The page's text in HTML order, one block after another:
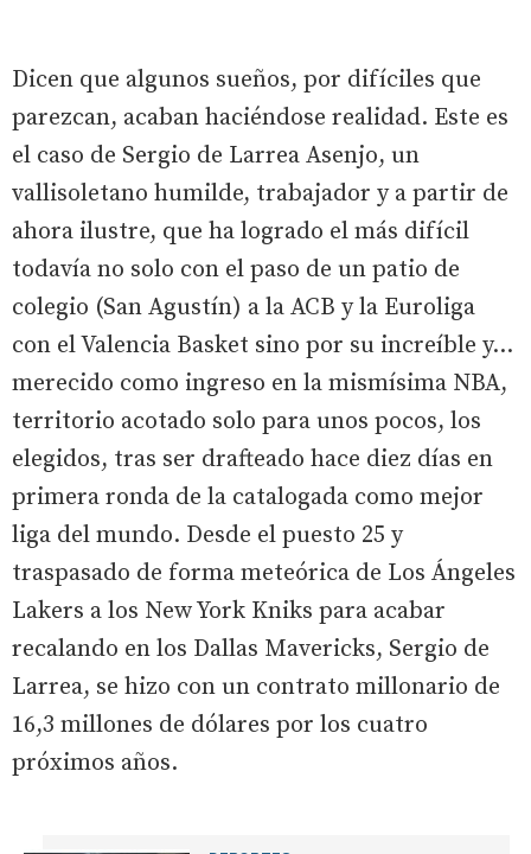
Dicen que algunos sueños, por difíciles que
parezcan, acaban haciéndose realidad. Este es
el caso de Sergio de Larrea Asenjo, un
vallisoletano humilde, trabajador y a partir de
ahora ilustre, que ha logrado el más difícil
todavía no solo con el paso de un patio de
colegio (San Agustín) a la ACB y la Euroliga
con el Valencia Basket sino por su increíble y...
merecido como ingreso en la mismísima NBA,
territorio acotado solo para unos pocos, los
elegidos, tras ser drafteado hace diez días en
primera ronda de la catalogada como mejor
liga del mundo. Desde el puesto 25 y
traspasado de forma meteórica de Los Ángeles
Lakers a los New York Kniks para acabar
recalando en los Dallas Mavericks, Sergio de
Larrea, se hizo con un contrato millonario de
16,3 millones de dólares por los cuatro
próximos años.